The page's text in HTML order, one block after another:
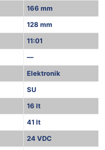
166 mm
128 mm
11:01
—
Elektronik
SU
16 lt
41 lt
24 VDC